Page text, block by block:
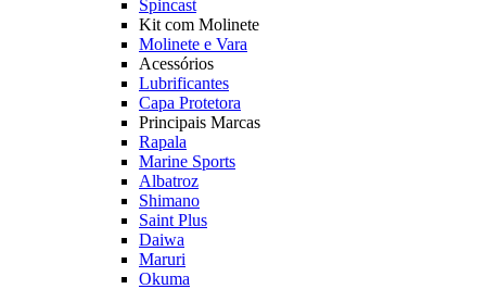
Spincast
Kit com Molinete
Molinete e Vara
Acessórios
Lubrificantes
Capa Protetora
Principais Marcas
Rapala
Marine Sports
Albatroz
Shimano
Saint Plus
Daiwa
Maruri
Okuma